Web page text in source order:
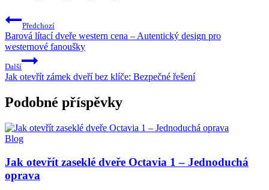
Předchozí
Barová lítací dveře western cena – Autentický design pro
westernové fanoušky
Další
Jak otevřít zámek dveří bez klíče: Bezpečné řešení
Podobné příspěvky
Blog
Jak otevřít zaseklé dveře Octavia 1 – Jednoduchá
oprava